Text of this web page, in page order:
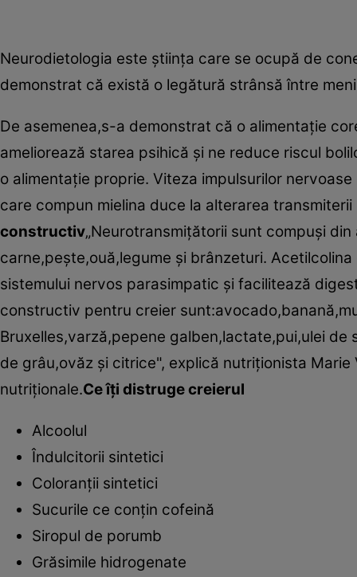
Neurodietologia este ştiinţa care se ocupă de
demonstrat că există o legătură strânsă între
De asemenea,s-a demonstrat că o alimentaţie
ameliorează starea psihică şi ne reduce riscul
o alimentaţie proprie. Viteza impulsurilor
care compun mielina duce la alterarea
constructiv„Neurotransmiţătorii sunt compuşi
carne,peşte,ouă,legume şi brânzeturi.
sistemului nervos parasimpatic şi facilitează
constructiv pentru creier
Bruxelles,varză,pepene galben,lactate,pui,ulei
de grâu,ovăz şi citrice", explică nutriţionista
nutriţionale.Ce îţi distruge creierul
Alcoolul
Îndulcitorii sintetici
Coloranţii sintetici
Sucurile ce conţin cofeină
Siropul de porumb
Grăsimile hidrogenate